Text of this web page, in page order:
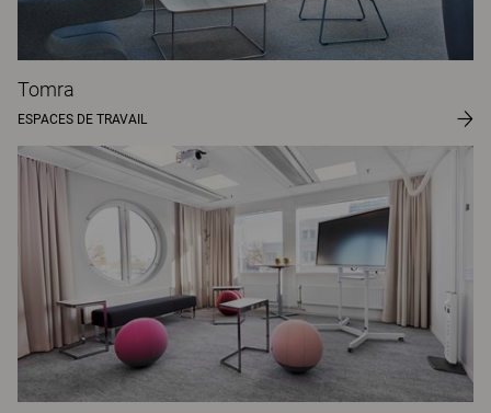
Tomra
ESPACES DE TRAVAIL